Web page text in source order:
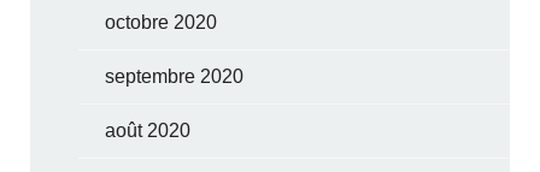
octobre 2020
septembre 2020
août 2020